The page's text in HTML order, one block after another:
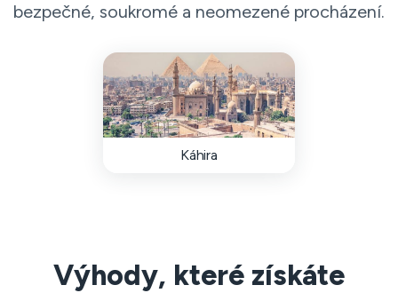
bezpečné, soukromé a neomezené procházení.
Káhira
Výhody, které získáte